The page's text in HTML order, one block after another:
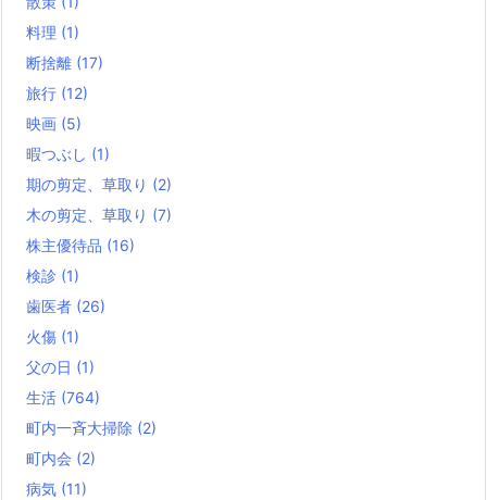
料理 (1)
断捨離 (17)
旅行 (12)
映画 (5)
暇つぶし (1)
期の剪定、草取り (2)
木の剪定、草取り (7)
株主優待品 (16)
検診 (1)
歯医者 (26)
火傷 (1)
父の日 (1)
生活 (764)
町内一斉大掃除 (2)
町内会 (2)
病気 (11)